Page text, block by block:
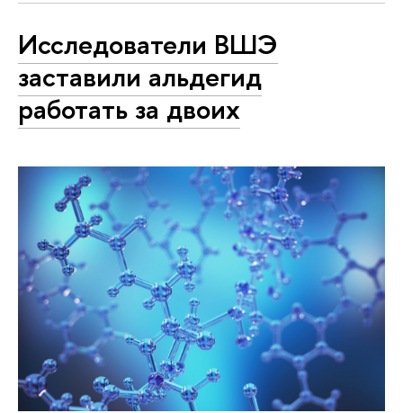
Исследователи ВШЭ
заставили альдегид
работать за двоих